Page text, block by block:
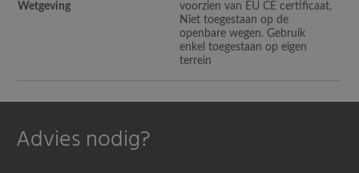
Wetgeving
voorzien van EU CE certificaat,
Niet toegestaan op de
openbare wegen. Gebruik
enkel toegestaan op eigen
terrein
Advies nodig?